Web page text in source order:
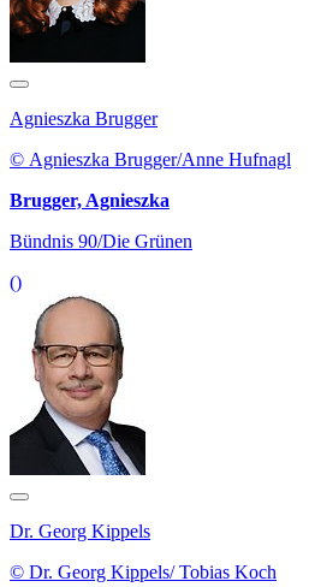
Agnieszka Brugger
© Agnieszka Brugger/Anne Hufnagl
Brugger, Agnieszka
Bündnis 90/Die Grünen
()
Dr. Georg Kippels
© Dr. Georg Kippels/ Tobias Koch